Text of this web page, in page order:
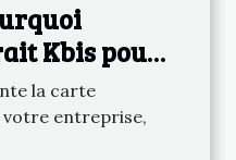
Kbis pour
la carte
entreprise,